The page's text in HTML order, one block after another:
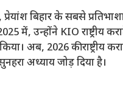
बिहार के सबसे
में, उन्होंने KIO राष्ट्रीय
अब, 2026 की राष्ट्रीय
अध्याय जोड़ दिया है।